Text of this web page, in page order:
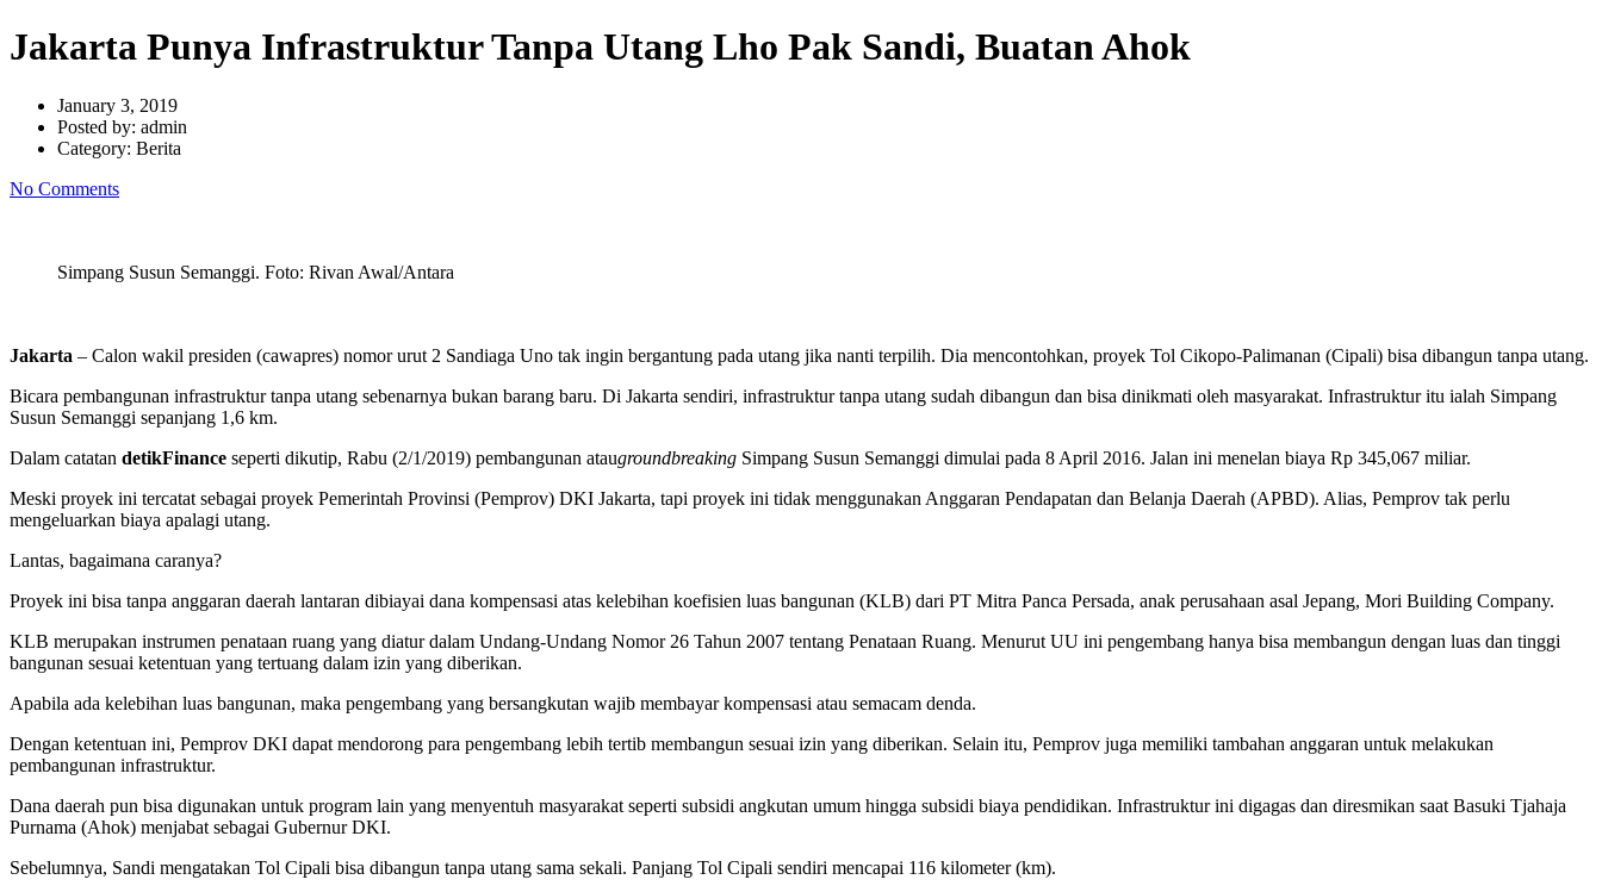
Jakarta Punya Infrastruktur Tanpa Utang Lho Pak Sandi, Buatan Ahok
January 3, 2019
Posted by: admin
Category: Berita
No Comments
Simpang Susun Semanggi. Foto: Rivan Awal/Antara
Jakarta – Calon wakil presiden (cawapres) nomor urut 2 Sandiaga Uno tak ingin bergantung pada utang jika nanti terpilih. Dia mencontohkan, proyek Tol Cikopo-Palimanan (Cipali) bisa dibangun tanpa utang.
Bicara pembangunan infrastruktur tanpa utang sebenarnya bukan barang baru. Di Jakarta sendiri, infrastruktur tanpa utang sudah dibangun dan bisa dinikmati oleh masyarakat. Infrastruktur itu ialah Simpang
Susun Semanggi sepanjang 1,6 km.
Dalam catatan detikFinance seperti dikutip, Rabu (2/1/2019) pembangunan ataugroundbreaking Simpang Susun Semanggi dimulai pada 8 April 2016. Jalan ini menelan biaya Rp 345,067 miliar.
Meski proyek ini tercatat sebagai proyek Pemerintah Provinsi (Pemprov) DKI Jakarta, tapi proyek ini tidak menggunakan Anggaran Pendapatan dan Belanja Daerah (APBD). Alias, Pemprov tak perlu
mengeluarkan biaya apalagi utang.
Lantas, bagaimana caranya?
Proyek ini bisa tanpa anggaran daerah lantaran dibiayai dana kompensasi atas kelebihan koefisien luas bangunan (KLB) dari PT Mitra Panca Persada, anak perusahaan asal Jepang, Mori Building Company.
KLB merupakan instrumen penataan ruang yang diatur dalam Undang-Undang Nomor 26 Tahun 2007 tentang Penataan Ruang. Menurut UU ini pengembang hanya bisa membangun dengan luas dan tinggi
bangunan sesuai ketentuan yang tertuang dalam izin yang diberikan.
Apabila ada kelebihan luas bangunan, maka pengembang yang bersangkutan wajib membayar kompensasi atau semacam denda.
Dengan ketentuan ini, Pemprov DKI dapat mendorong para pengembang lebih tertib membangun sesuai izin yang diberikan. Selain itu, Pemprov juga memiliki tambahan anggaran untuk melakukan
pembangunan infrastruktur.
Dana daerah pun bisa digunakan untuk program lain yang menyentuh masyarakat seperti subsidi angkutan umum hingga subsidi biaya pendidikan. Infrastruktur ini digagas dan diresmikan saat Basuki Tjahaja
Purnama (Ahok) menjabat sebagai Gubernur DKI.
Sebelumnya, Sandi mengatakan Tol Cipali bisa dibangun tanpa utang sama sekali. Panjang Tol Cipali sendiri mencapai 116 kilometer (km).